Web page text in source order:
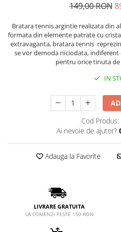
149,00 RON
Bratara tennis argintie realizata din
formata din elemente patrate cu
extravaganta, bratara tennis
se vor demoda niciodata,
pentru orice tinuta de
IN
Cod Produs:
Ai nevoie de ajutor?
Adauga la Favorite
LIVRARE GRATUITA
LA COMENZI PESTE 150 RON